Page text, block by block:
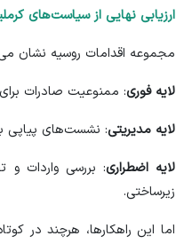
ارزیابی نهایی از سیاست‌های
مجموعه اقدامات روسیه نشان
لایه فوری: ممنوعیت صادرات
لایه مدیریتی: نشست‌های پیاپی
لایه اضطراری: بررسی واردات و
زیرساختی.
اما این راهکارها، هرچند در